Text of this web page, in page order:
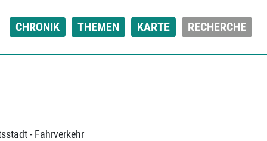
CHRONIK THEMEN KARTE RECHERCHE
- Fahrverkehr